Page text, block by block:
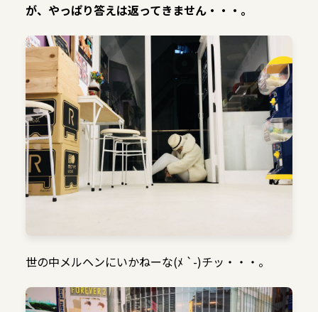
が、やっぱり答えは返ってきません・・・。
世の中メルヘンにいかねーな(ﾒ `-)チッ・・・。